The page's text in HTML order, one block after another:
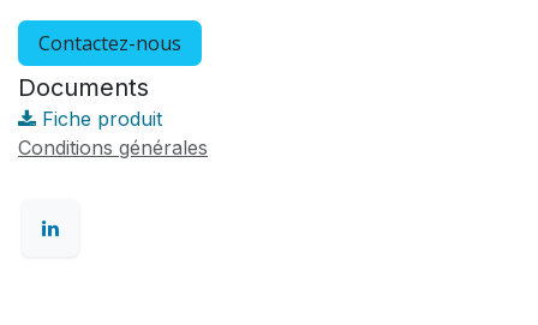
Contactez-nous
Documents
Fiche produit
Conditions générales